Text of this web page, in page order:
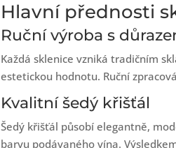
Hlavní přednosti
Ruční výroba s
Každá sklenice vzniká tradičním
estetickou hodnotu. Ruční
Kvalitní šedý křišťál
Šedý křišťál působí elegantně,
barvu podávaného vína.